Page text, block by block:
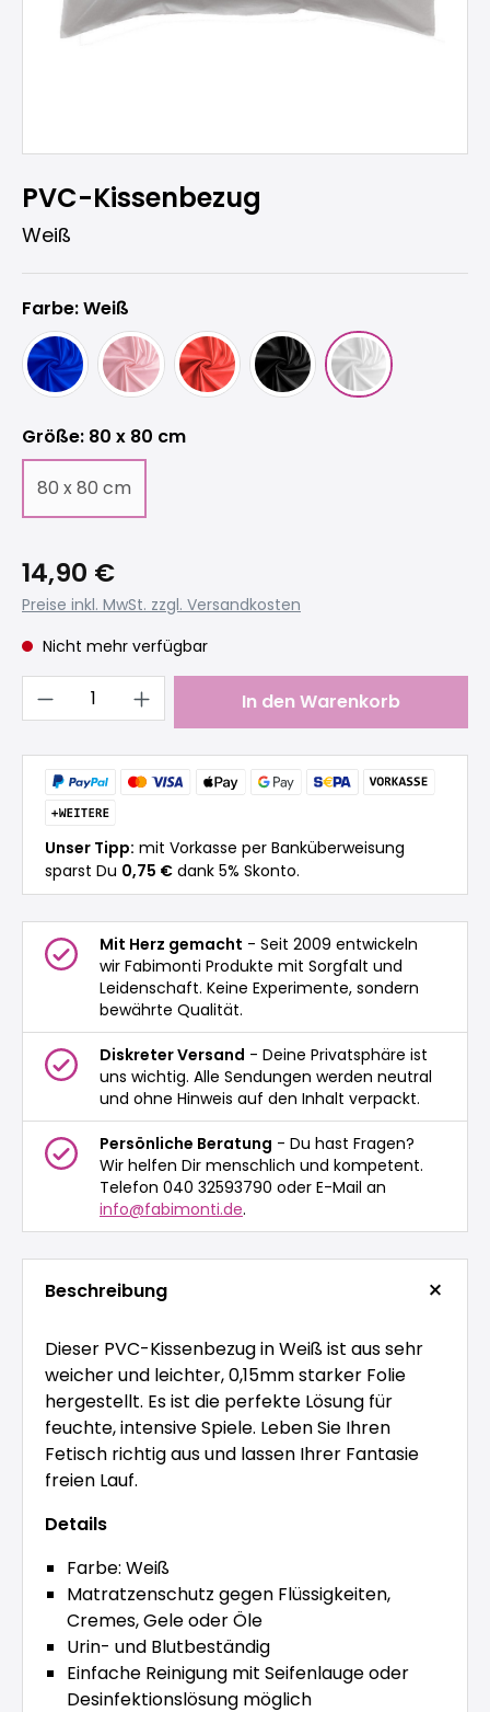
PVC-Kissenbezug
Weiß
Farbe: Weiß
Größeauswählen
: 80 x 80 cm
80 x 80 cm
(Diese Option ist zurzeit nicht verfügbar.)
14,90 €
Preise inkl. MwSt. zzgl. Versandkosten
Nicht mehr verfügbar
Produkt Anzahl: Gib den
In den Warenkorb
Unser Tipp: mit Vorkasse per Banküberweisung
sparst Du 0,75 € dank 5% Skonto.
Mit Herz gemacht - Seit 2009 entwickeln
wir Fabimonti Produkte mit Sorgfalt und
Leidenschaft. Keine Experimente, sondern
bewährte Qualität.
Diskreter Versand - Deine Privatsphäre ist
uns wichtig. Alle Sendungen werden neutral
und ohne Hinweis auf den Inhalt verpackt.
Persönliche Beratung - Du hast Fragen?
Wir helfen Dir menschlich und kompetent.
Telefon 040 32593790 oder E-Mail an
info@fabimonti.de.
Beschreibung
Dieser PVC-Kissenbezug in Weiß ist aus sehr
weicher und leichter, 0,15mm starker Folie
hergestellt. Es ist die perfekte Lösung für
feuchte, intensive Spiele. Leben Sie Ihren
Fetisch richtig aus und lassen Ihrer Fantasie
freien Lauf.
Details
Farbe: Weiß
Matratzenschutz gegen Flüssigkeiten,
Cremes, Gele oder Öle
Urin- und Blutbeständig
Einfache Reinigung mit Seifenlauge oder
Desinfektionslösung möglich